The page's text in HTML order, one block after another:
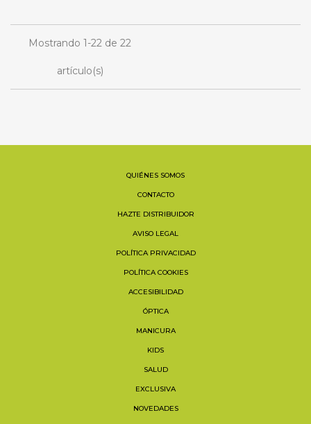
Mostrando 1-22 de 22
artículo(s)
QUIÉNES SOMOS
CONTACTO
HAZTE DISTRIBUIDOR
AVISO LEGAL
POLÍTICA PRIVACIDAD
POLÍTICA COOKIES
ACCESIBILIDAD
ÓPTICA
MANICURA
KIDS
SALUD
EXCLUSIVA
NOVEDADES